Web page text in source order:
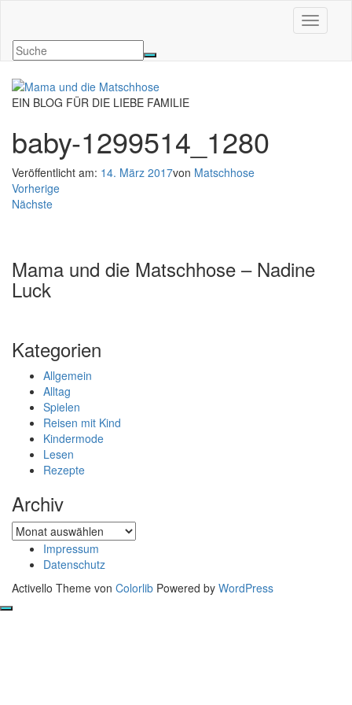
EIN BLOG FÜR DIE LIEBE FAMILIE
baby-1299514_1280
Veröffentlicht am: 14. März 2017von Matschhose
Vorherige
Nächste
Mama und die Matschhose – Nadine
Luck
Kategorien
Allgemein
Alltag
Spielen
Reisen mit Kind
Kindermode
Lesen
Rezepte
Archiv
Archiv
Impressum
Datenschutz
Activello Theme von Colorlib Powered by WordPress